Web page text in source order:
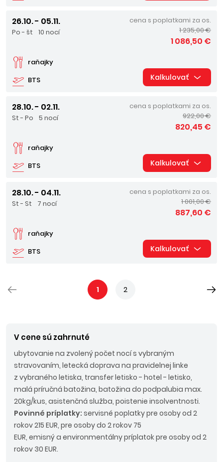
26.10. - 05.11.
Po - št 10 nocí
BTS
raňajky
cena s poplatkami za os.
1 235,00 €
1 086,50 €
Kalkulovať
28.10. - 02.11.
St - Po 5 nocí
BTS
raňajky
cena s poplatkami za os.
922,00 €
820,45 €
Kalkulovať
28.10. - 04.11.
St - St 7 nocí
BTS
raňajky
cena s poplatkami za os.
1 001,00 €
887,60 €
Kalkulovať
1 2
V cene sú zahrnuté
ubytovanie na zvolený počet nocí s vybraným
stravovaním, letecká doprava na pravidelnej linke
z vybraného letiska, transfer letisko - hotel - letisko,
malá príručná batožina, batožina do podpalubia max.
20kg/kus, asistenčná služba, poistenie insolventnosti.
Povinné príplatky: servisné poplatky pre osoby od 2
rokov 215 EUR, pre osoby do 2 rokov 75
EUR, emisný a environmentálny príplatok pre osoby od 2
rokov 30 EUR.